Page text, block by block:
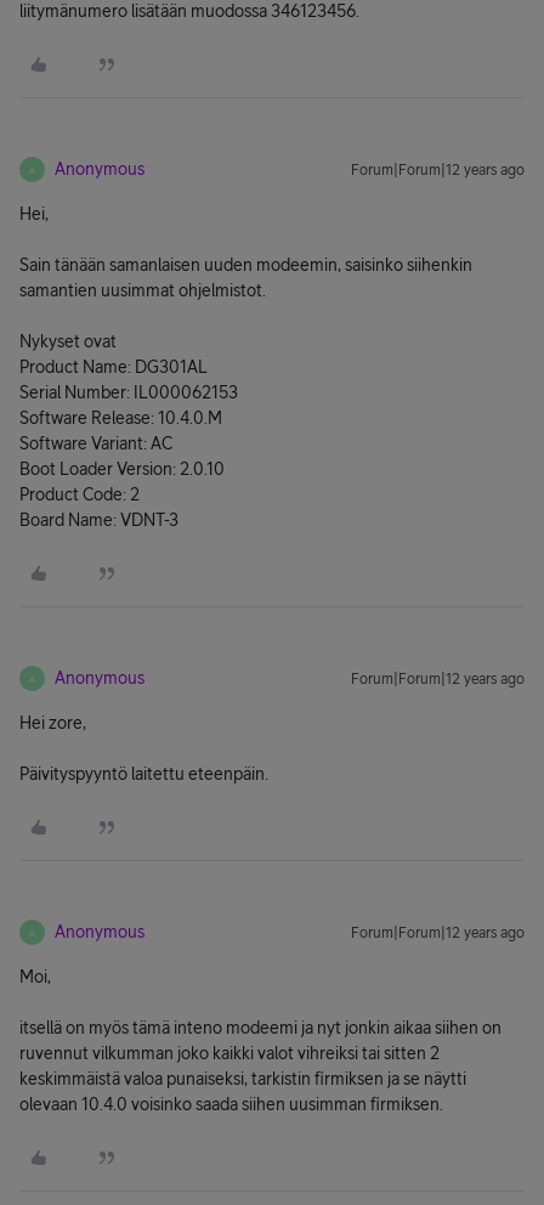
liitymänumero lisätään muodossa 346123456.
A Anonymous Forum|Forum|12 years ago
Hei,
Sain tänään samanlaisen uuden modeemin, saisinko siihenkin
samantien uusimmat ohjelmistot.
Nykyset ovat
Product Name: DG301AL
Serial Number: IL000062153
Software Release: 10.4.0.M
Software Variant: AC
Boot Loader Version: 2.0.10
Product Code: 2
Board Name: VDNT-3
A Anonymous Forum|Forum|12 years ago
Hei zore,
Päivityspyyntö laitettu eteenpäin.
A Anonymous Forum|Forum|12 years ago
Moi,
itsellä on myös tämä inteno modeemi ja nyt jonkin aikaa siihen on
ruvennut vilkumman joko kaikki valot vihreiksi tai sitten 2
keskimmäistä valoa punaiseksi, tarkistin firmiksen ja se näytti
olevaan 10.4.0 voisinko saada siihen uusimman firmiksen.